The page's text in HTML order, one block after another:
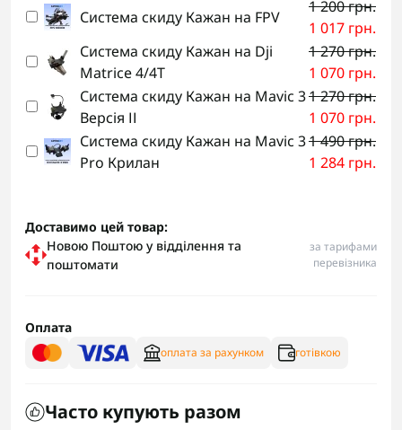
Система скиду Кажан на FPV
1 200 грн.
1 017 грн.
Система скиду Кажан на Dji
Matrice 4/4T
1 270 грн.
1 070 грн.
Система скиду Кажан на Mavic 3
Версія ІІ
1 270 грн.
1 070 грн.
Система скиду Кажан на Mavic 3
Pro Крилан
1 490 грн.
1 284 грн.
Доставимо цей товар:
Новою Поштою у відділення та
поштомати
за тарифами
перевізника
Оплата
оплата за рахунком готівкою
Часто купують разом